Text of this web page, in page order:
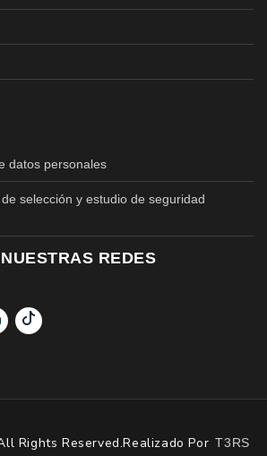
datos personales
selección y estudio de seguridad
REDES
Rights Reserved.Realizado Por T3RS